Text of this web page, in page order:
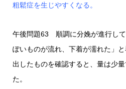
粗鬆症を生じやすくなる。
午後問題63 順調に分娩が進行し
ぽいものが流れ、下着が濡れた」
出したものを確認すると、量は少
た。